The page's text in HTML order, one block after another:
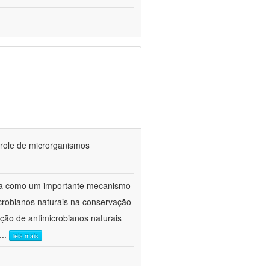
de microrganismos
como um importante mecanismo
naturais na conservação
de antimicrobianos naturais
... leia mais